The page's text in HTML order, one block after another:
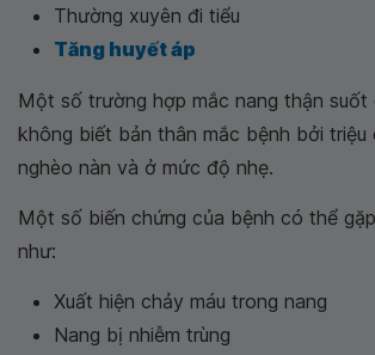
Thường xuyên đi tiểu
Tăng huyết áp
Một số trường hợp mắc nang thận suốt
không biết bản thân mắc bệnh bởi triệu
nghèo nàn và ở mức độ nhẹ.
Một số biến chứng của bệnh có thể
như:
Xuất hiện chảy máu trong nang
Nang bị nhiễm trùng